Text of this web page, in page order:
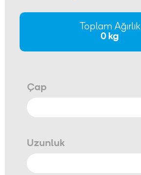
Çap
Uzunluk
Toplam Ağırlık
0 kg